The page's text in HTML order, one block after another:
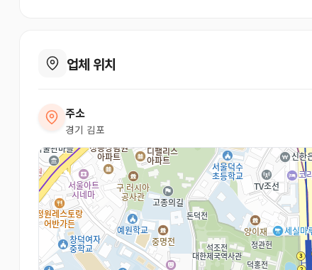
업체 위치
주소
경기 김포